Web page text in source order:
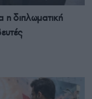
η διπλωματική